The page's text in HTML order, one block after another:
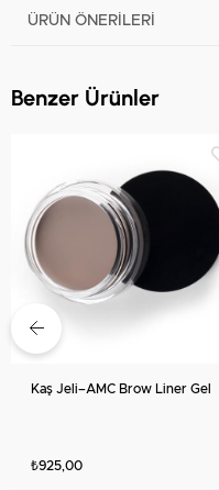
ÜRÜN ÖNERILERI
Benzer Ürünler
Kaş Jeli–AMC Brow Liner Gel
₺925,00